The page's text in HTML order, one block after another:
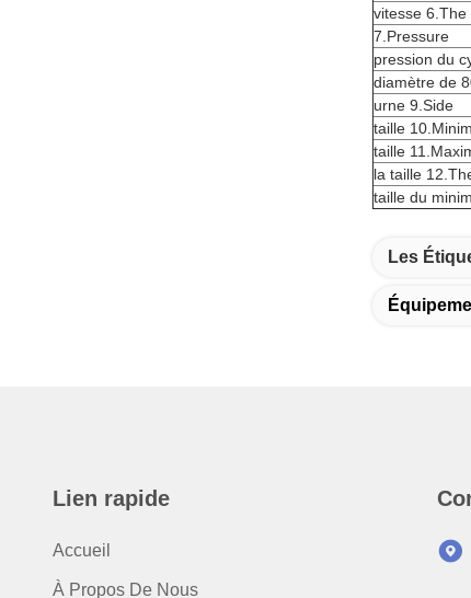
vitesse 6.The
7.Pressure
pression du
diamètre de
urne 9.Side
taille
taille
la taille
taille du
Les
Lien rapide
Accueil
À Propos De Nous